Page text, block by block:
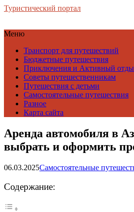
Туристический портал
Меню
Транспорт для путешествий
Бюджетные путешествия
Приключения и Активный
Советы путешественникам
Путешествия с детьми
Самостоятельные путешествия
Разное
Карта сайта
Аренда автомобиля в
выбрать и оформить
06.03.2025Самостоятельные
Содержание: